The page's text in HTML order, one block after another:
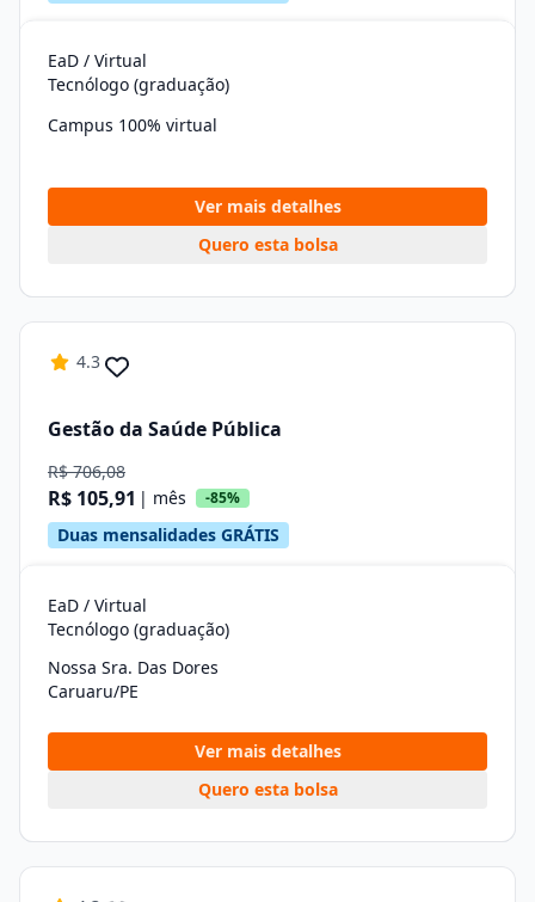
EaD / Virtual
Tecnólogo (graduação)
Campus 100% virtual
Ver mais detalhes
Quero esta bolsa
4.3
Gestão da Saúde Pública
R$ 706,08
R$ 105,91 | mês -85%
Duas mensalidades GRÁTIS
EaD / Virtual
Tecnólogo (graduação)
Nossa Sra. Das Dores
Caruaru/PE
Ver mais detalhes
Quero esta bolsa